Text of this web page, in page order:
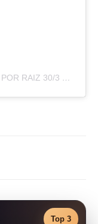
UMA PUBLICAÇÃO COMPARTILHADA POR RAIZ 30/3 🏜️🌵💿 (@JOAOGOMESCANTOR)
Top 3